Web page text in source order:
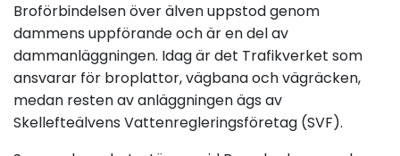
Broförbindelsen över älven uppstod genom
dammens uppförande och är en del av
dammanläggningen. Idag är det Trafikverket som
ansvarar för broplattor, vägbana och vägräcken,
medan resten av anläggningen ägs av
Skellefteälvens Vattenregleringsföretag (SVF).